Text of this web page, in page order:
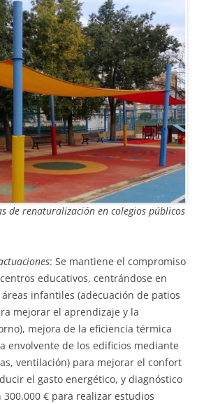
de renaturalización en colegios públicos
: Se mantiene el compromiso
educativos, centrándose en
infantiles (adecuación de patios
mejorar el aprendizaje y la
mejora de la eficiencia térmica
envolvente de los edificios mediante
ventilación) para mejorar el confort
el gasto energético, y diagnóstico
€ para realizar estudios